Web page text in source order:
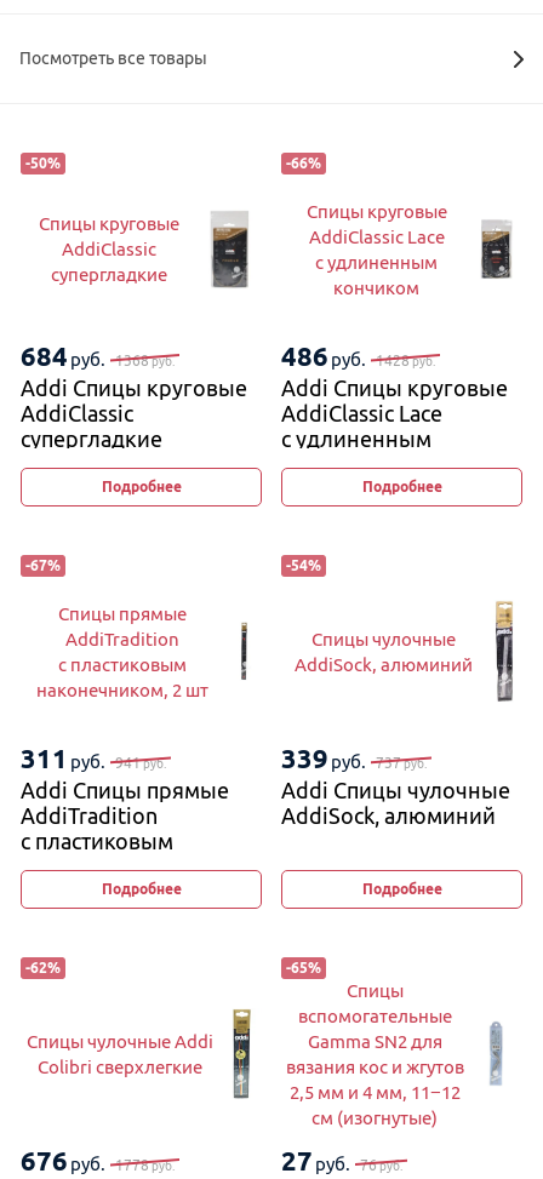
Посмотреть все товары
-50%
Спицы круговые
AddiClassic
супергладкие
684 руб. 1368руб.
Addi Спицы круговые
AddiClassic
супергладкие
Подробнее
-66%
Спицы круговые
AddiClassic Lace
с удлиненным
кончиком
486 руб. 1428руб.
Addi Спицы круговые
AddiClassic Lace
с удлиненным
кончиком
Подробнее
-67%
Спицы прямые
AddiTradition
с пластиковым
наконечником, 2 шт
311 руб. 941руб.
Addi Спицы прямые
AddiTradition
с пластиковым
наконечником, 2 шт
Подробнее
-54%
Спицы чулочные
AddiSock, алюминий
339 руб. 737руб.
Addi Спицы чулочные
AddiSock, алюминий
Подробнее
-62%
Спицы чулочные Addi
Colibri сверхлегкие
676 руб. 1778руб.
-65%
Спицы
вспомогательные
Gamma SN2 для
вязания кос и жгутов
2,5 мм и 4 мм, 11−12
см (изогнутые)
27 руб. 76руб.